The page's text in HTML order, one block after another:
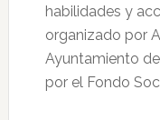
habilidades y
organizado por
Ayuntamiento
por el Fondo